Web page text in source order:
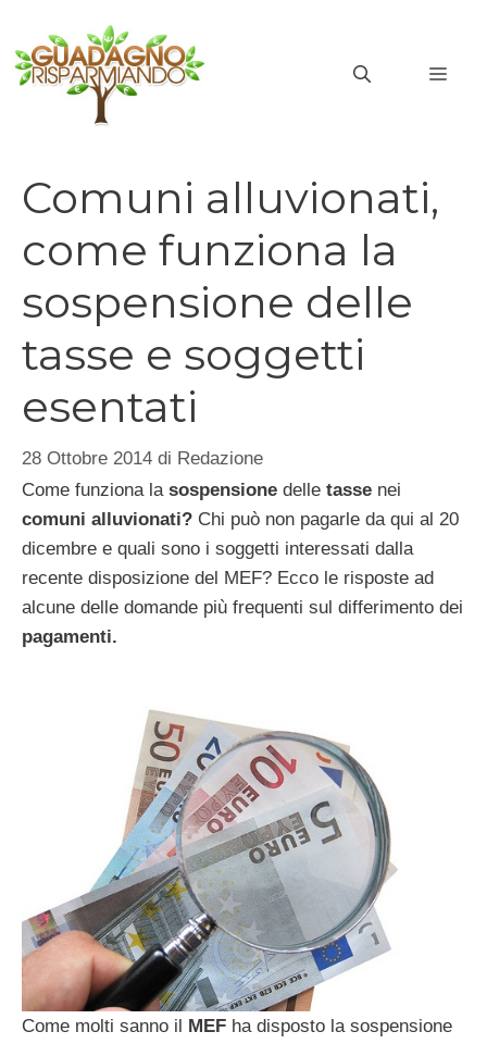
contenuto
Comuni alluvionati,
come funziona la
sospensione delle
tasse e soggetti
esentati
28 Ottobre 2014 di Redazione
Come funziona la sospensione delle tasse nei
comuni alluvionati? Chi può non pagarle da qui al 20
dicembre e quali sono i soggetti interessati dalla
recente disposizione del MEF? Ecco le risposte ad
alcune delle domande più frequenti sul differimento dei
pagamenti.
Come molti sanno il MEF ha disposto la sospensione